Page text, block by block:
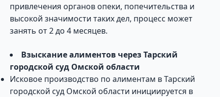
привлечения органов опеки, попечительства и
высокой значимости таких дел, процесс может
занять от 2 до 4 месяцев.
Взыскание алиментов через Тарский
городской суд Омской области
Исковое производство по алиментам в Тарский
городской суд Омской области инициируется в